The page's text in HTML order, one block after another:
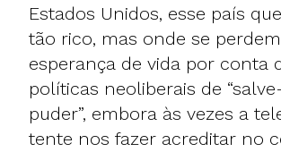
Estados Unidos, esse país
tão rico, mas onde se
esperança de vida por conta
políticas neoliberais de
puder”, embora às vezes a
tente nos fazer acreditar no